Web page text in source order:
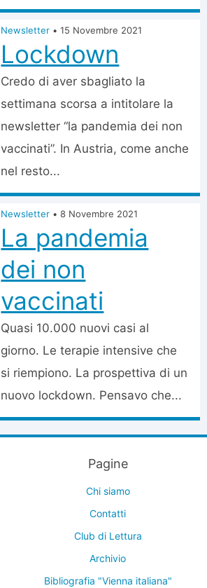
Newsletter • 15 Novembre 2021
Lockdown
Credo di aver sbagliato la
settimana scorsa a intitolare la
newsletter “la pandemia dei non
vaccinati”. In Austria, come anche
nel resto...
Newsletter • 8 Novembre 2021
La pandemia
dei non
vaccinati
Quasi 10.000 nuovi casi al
giorno. Le terapie intensive che
si riempiono. La prospettiva di un
nuovo lockdown. Pensavo che...
Pagine
Chi siamo
Contatti
Club di Lettura
Archivio
Bibliografia "Vienna italiana"